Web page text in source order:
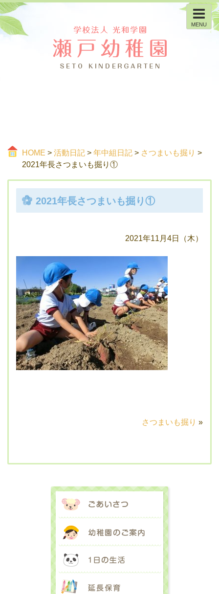
MENU
HOME > 活動日記 > 年中組日記 > さつまいも掘り >
2021年長さつまいも掘り①
2021年長さつまいも掘り①
2021年11月4日（木）
さつまいも掘り »
ごあいさつ
幼稚園のご案内